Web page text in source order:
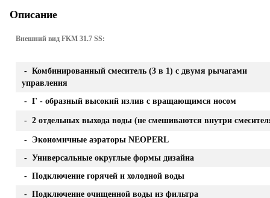
Описание
Внешний вид FKM 31.7 SS:
- Комбинированный смеситель (3 в 1) с двумя рычагами
управления
- Г - образный высокий излив с вращающимся носом
- 2 отдельных выхода воды (не смешиваются внутри
- Экономичные аэраторы NEOPERL
- Универсальные округлые формы дизайна
- Подключение горячей и холодной воды
- Подключение очищенной воды из фильтра